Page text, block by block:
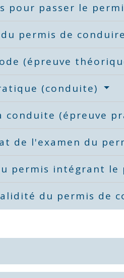
pour passer le
permis de conduire
(épreuve
(conduite)
conduite (épreuve
de l'examen du
permis intégrant le
du permis de